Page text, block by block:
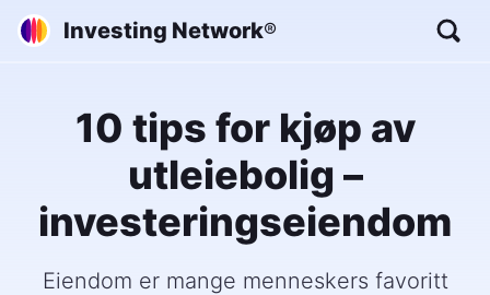
Investing Network®
10 tips for kjøp av
utleiebolig –
investeringseiendom
Eiendom er mange menneskers favoritt